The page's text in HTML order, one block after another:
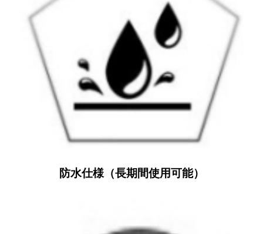
防水仕様（長期間使用可能）